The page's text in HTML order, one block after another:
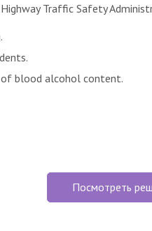
Traffic Safety
blood alcohol content.
Посмотреть